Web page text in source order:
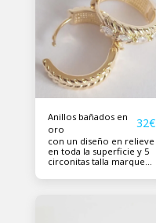
Anillos bañados en
oro
32€
con un diseño en relieve
en toda la superficie y 5
circonitas talla marquesa
anillo. diámetro del